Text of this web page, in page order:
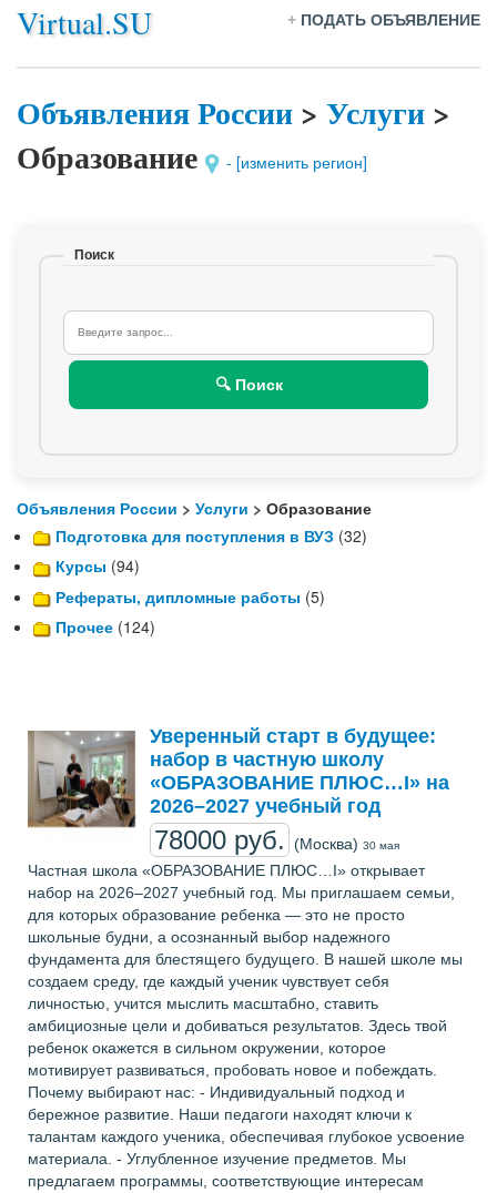
Virtual.SU + ПОДАТЬ ОБЪЯВЛЕНИЕ
Объявления России> Услуги>
Образование
- [изменить регион]
Поиск
🔍 Поиск
Объявления России > Услуги > Образование
Подготовка для поступления в ВУЗ (32)
Курсы (94)
Рефераты, дипломные работы (5)
Прочее (124)
Уверенный старт в будущее:
набор в частную школу
«ОБРАЗОВАНИЕ ПЛЮС…I» на
2026–2027 учебный год
78000 руб. (Москва) 30 мая
Частная школа «ОБРАЗОВАНИЕ ПЛЮС…I» открывает
набор на 2026–2027 учебный год. Мы приглашаем семьи,
для которых образование ребенка — это не просто
школьные будни, а осознанный выбор надежного
фундамента для блестящего будущего. В нашей школе мы
создаем среду, где каждый ученик чувствует себя
личностью, учится мыслить масштабно, ставить
амбициозные цели и добиваться результатов. Здесь твой
ребенок окажется в сильном окружении, которое
мотивирует развиваться, пробовать новое и побеждать.
Почему выбирают нас: - Индивидуальный подход и
бережное развитие. Наши педагоги находят ключи к
талантам каждого ученика, обеспечивая глубокое усвоение
материала. - Углубленное изучение предметов. Мы
предлагаем программы, соответствующие интересам